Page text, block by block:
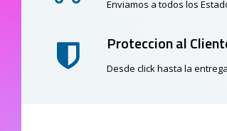
Enviamos a todos los
Proteccion al
Desde click hasta la entrega